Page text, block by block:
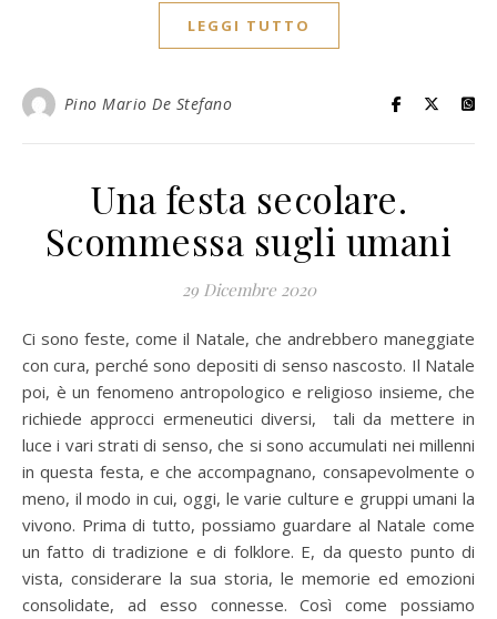
LEGGI TUTTO
Pino Mario De Stefano
Una festa secolare.
Scommessa sugli umani
29 Dicembre 2020
Ci sono feste, come il Natale, che andrebbero maneggiate
con cura, perché sono depositi di senso nascosto. Il Natale
poi, è un fenomeno antropologico e religioso insieme, che
richiede approcci ermeneutici diversi, tali da mettere in
luce i vari strati di senso, che si sono accumulati nei millenni
in questa festa, e che accompagnano, consapevolmente o
meno, il modo in cui, oggi, le varie culture e gruppi umani la
vivono. Prima di tutto, possiamo guardare al Natale come
un fatto di tradizione e di folklore. E, da questo punto di
vista, considerare la sua storia, le memorie ed emozioni
consolidate, ad esso connesse. Così come possiamo